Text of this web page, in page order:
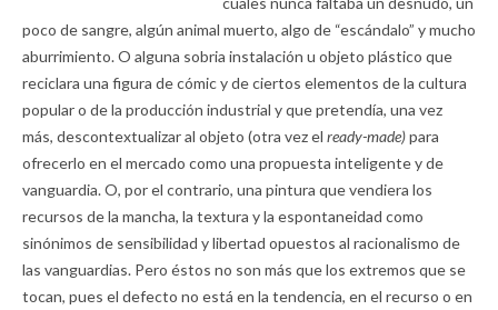
poco de sangre, algún animal muerto, algo de “escándalo” y mucho
aburrimiento. O alguna sobria instalación u objeto plástico que
reciclara una figura de cómic y de ciertos elementos de la cultura
popular o de la producción industrial y que pretendía, una vez
más, descontextualizar al objeto (otra vez el ready-made)para
ofrecerlo en el mercado como una propuesta inteligente y de
vanguardia. O, por el contrario, una pintura que vendiera los
recursos de la mancha, la textura y la espontaneidad como
sinónimos de sensibilidad y libertad opuestos al racionalismo de
las vanguardias. Pero éstos no son más que los extremos que se
tocan, pues el defecto no está en la tendencia, en el recurso o en